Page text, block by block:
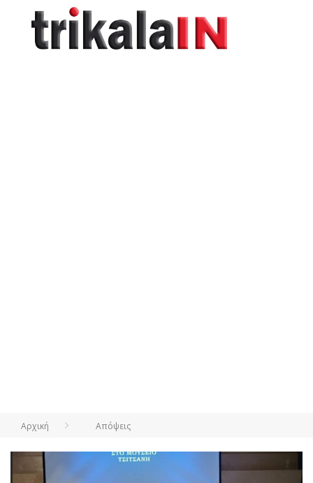
Αρχική Απόψεις